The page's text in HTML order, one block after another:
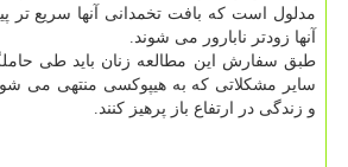
مدلول است كه بافت تخمدانی آنها سریع تر
آنها زودتر نابارور می شوند.
طبق سفارش این مطالعه زنان باید طی
سایر مشكلاتی كه به هیپوكسی منتهی می
و زندگی در ارتفاع باز پرهیز كنند.